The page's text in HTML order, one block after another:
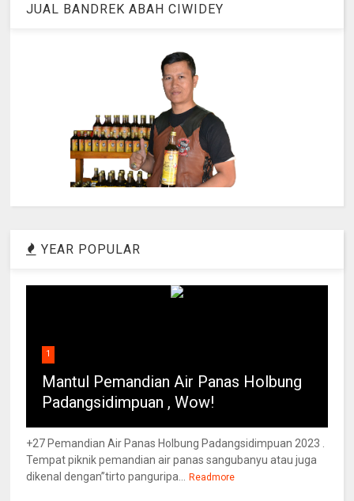
JUAL BANDREK ABAH CIWIDEY
YEAR POPULAR
1
Mantul Pemandian Air Panas Holbung
Padangsidimpuan , Wow!
+27 Pemandian Air Panas Holbung Padangsidimpuan 2023 .
Tempat piknik pemandian air panas sangubanyu atau juga
dikenal dengan”tirto panguripa...
Readmore